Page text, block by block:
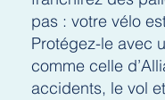
pas : votre vélo
Protégez-le avec
comme celle
accidents, le vol